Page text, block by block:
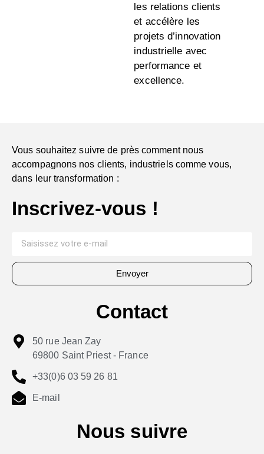
les relations clients
et accélère les
projets d’innovation
industrielle avec
performance et
excellence.
Vous souhaitez suivre de près comment nous
accompagnons nos clients, industriels comme vous,
dans leur transformation :
Inscrivez-vous !
Envoyer
Contact
50 rue Jean Zay
69800 Saint Priest - France
+33(0)6 03 59 26 81
E-mail
Nous suivre